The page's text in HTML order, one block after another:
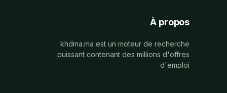
À propos
khdma.ma est un moteur de recherche
puissant contenant des millions d'offres
d'emploi